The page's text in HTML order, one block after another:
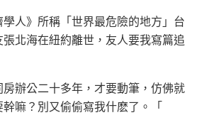
人》所稱「世界最危險的地方」台
北海在紐約離世，友人要我寫篇追
辦公二十多年，才要動筆，仿佛就
嘛？別又偷偷寫我什麽了。「